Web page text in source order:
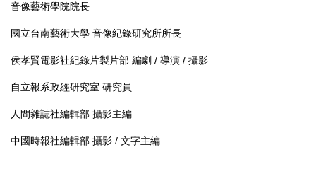
音像藝術學院院長
國立台南藝術大學 音像紀錄研究所所長
侯孝賢電影社紀錄片製片部 編劇 / 導演 / 攝影
自立報系政經研究室 研究員
人間雜誌社編輯部 攝影主編
中國時報社編輯部 攝影 / 文字主編